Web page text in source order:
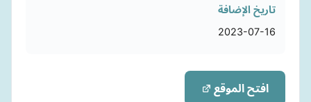
تاريخ الإضافة
2023-07-16
افتح الموقع